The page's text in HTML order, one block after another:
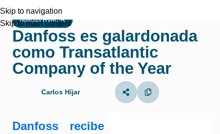
Skip to navigation
Skip to main content
Noticias HVAC-R
Danfoss es galardonada
como Transatlantic
Company of the Year
Carlos Híjar
Danfoss recibe